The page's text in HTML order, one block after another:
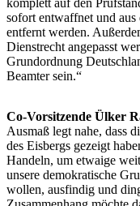
komplett auf den
sofort entwaffnet und aus
entfernt werden.
Dienstrecht angepasst
Grundordnung
Beamter sein.“
Co-Vorsitzende Ülker
Ausmaß legt nahe, dass
des Eisbergs gezeigt
Handeln, um etwaige
unsere demokratische
wollen, ausfindig und